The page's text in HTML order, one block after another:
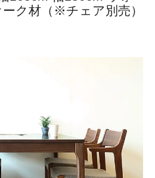
ク材（※チェア別売）